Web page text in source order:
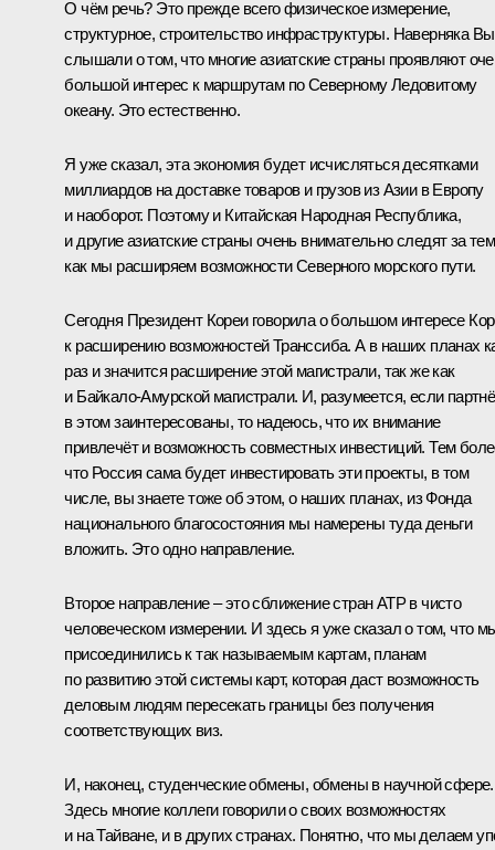
О чём речь? Это прежде всего физическое измерение,
структурное, строительство инфраструктуры. Наверняка Вы
слышали о том, что многие азиатские страны проявляют
большой интерес к маршрутам по Северному Ледовитому
океану. Это естественно.
Я уже сказал, эта экономия будет исчисляться десятками
миллиардов на доставке товаров и грузов из Азии в Европу
и наоборот. Поэтому и Китайская Народная Республика,
и другие азиатские страны очень внимательно следят за
как мы расширяем возможности Северного морского пути.
Сегодня Президент Кореи говорила о большом интересе
к расширению возможностей Транссиба. А в наших планах
раз и значится расширение этой магистрали, так же как
и Байкало-Амурской магистрали. И, разумеется, если
в этом заинтересованы, то надеюсь, что их внимание
привлечёт и возможность совместных инвестиций. Тем
что Россия сама будет инвестировать эти проекты, в том
числе, вы знаете тоже об этом, о наших планах, из Фонда
национального благосостояния мы намерены туда деньги
вложить. Это одно направление.
Второе направление – это сближение стран АТР в чисто
человеческом измерении. И здесь я уже сказал о том, что
присоединились к так называемым картам, планам
по развитию этой системы карт, которая даст возможность
деловым людям пересекать границы без получения
соответствующих виз.
И, наконец, студенческие обмены, обмены в научной сфере.
Здесь многие коллеги говорили о своих возможностях
и на Тайване, и в других странах. Понятно, что мы делаем